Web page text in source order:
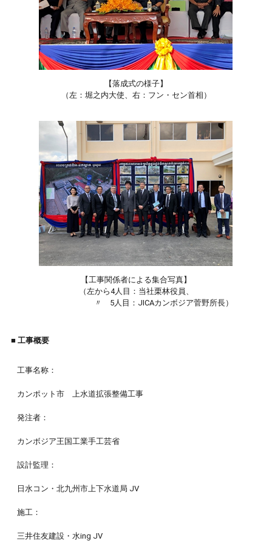
【落成式の様子】
（左：堀之内大使、右：フン・セン首相）
【工事関係者による集合写真】
（左から4人目：当社栗林役員、
〃 5人目：JICAカンボジア菅野所長）
■ 工事概要
工事名称：
カンポット市 上水道拡張整備工事
発注者：
カンボジア王国工業手工芸省
設計監理：
日水コン・北九州市上下水道局 JV
施工：
三井住友建設・水ing JV